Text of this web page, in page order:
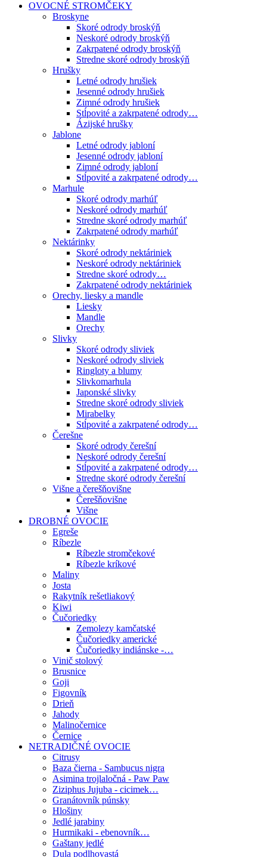
OVOCNÉ STROMČEKY
Broskyne
Skoré odrody broskýň
Neskoré odrody broskýň
Zakrpatené odrody broskýň
Stredne skoré odrody broskýň
Hrušky
Letné odrody hrušiek
Jesenné odrody hrušiek
Zimné odrody hrušiek
Stĺpovité a zakrpatené odrody…
Ázijské hrušky
Jablone
Letné odrody jabloní
Jesenné odrody jabloní
Zimné odrody jabloní
Stĺpovité a zakrpatené odrody…
Marhule
Skoré odrody marhúľ
Neskoré odrody marhúľ
Stredne skoré odrody marhúľ
Zakrpatené odrody marhúľ
Nektárinky
Skoré odrody nektáriniek
Neskoré odrody nektáriniek
Stredne skoré odrody…
Zakrpatené odrody nektáriniek
Orechy, liesky a mandle
Liesky
Mandle
Orechy
Slivky
Skoré odrody sliviek
Neskoré odrody sliviek
Ringloty a blumy
Slivkomarhula
Japonské slivky
Stredne skoré odrody sliviek
Mirabelky
Stĺpovité a zakrpatené odrody…
Čerešne
Skoré odrody čerešní
Neskoré odrody čerešní
Stĺpovité a zakrpatené odrody…
Stredne skoré odrody čerešní
Višne a čerešňovišne
Čerešňovišne
Višne
DROBNÉ OVOCIE
Egreše
Ríbezle
Ríbezle stromčekové
Ríbezle kríkové
Maliny
Josta
Rakytník rešetliakový
Kiwi
Čučoriedky
Zemolezy kamčatské
Čučoriedky americké
Čučoriedky indiánske -…
Vinič stolový
Brusnice
Goji
Figovník
Drieň
Jahody
Malinočernice
Černice
NETRADIČNÉ OVOCIE
Citrusy
Baza čierna - Sambucus nigra
Asimina trojlaločná - Paw Paw
Ziziphus Jujuba - cicimek…
Granátovník púnsky
Hlošiny
Jedlé jarabiny
Hurmikaki - ebenovník…
Gaštany jedlé
Dula podlhovastá